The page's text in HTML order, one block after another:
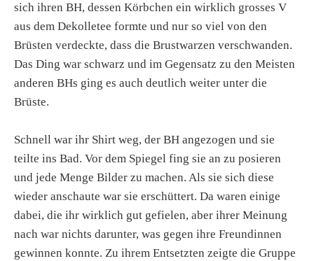
sich ihren BH, dessen Körbchen ein wirklich grosses V
aus dem Dekolletee formte und nur so viel von den
Brüsten verdeckte, dass die Brustwarzen verschwanden.
Das Ding war schwarz und im Gegensatz zu den Meisten
anderen BHs ging es auch deutlich weiter unter die
Brüste.
Schnell war ihr Shirt weg, der BH angezogen und sie
teilte ins Bad. Vor dem Spiegel fing sie an zu posieren
und jede Menge Bilder zu machen. Als sie sich diese
wieder anschaute war sie erschüttert. Da waren einige
dabei, die ihr wirklich gut gefielen, aber ihrer Meinung
nach war nichts darunter, was gegen ihre Freundinnen
gewinnen konnte. Zu ihrem Entsetzten zeigte die Gruppe